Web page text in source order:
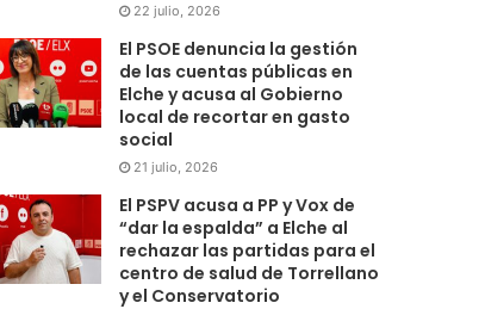
22 julio, 2026
El PSOE denuncia la gestión
de las cuentas públicas en
Elche y acusa al Gobierno
local de recortar en gasto
social
21 julio, 2026
El PSPV acusa a PP y Vox de
“dar la espalda” a Elche al
rechazar las partidas para el
centro de salud de Torrellano
y el Conservatorio